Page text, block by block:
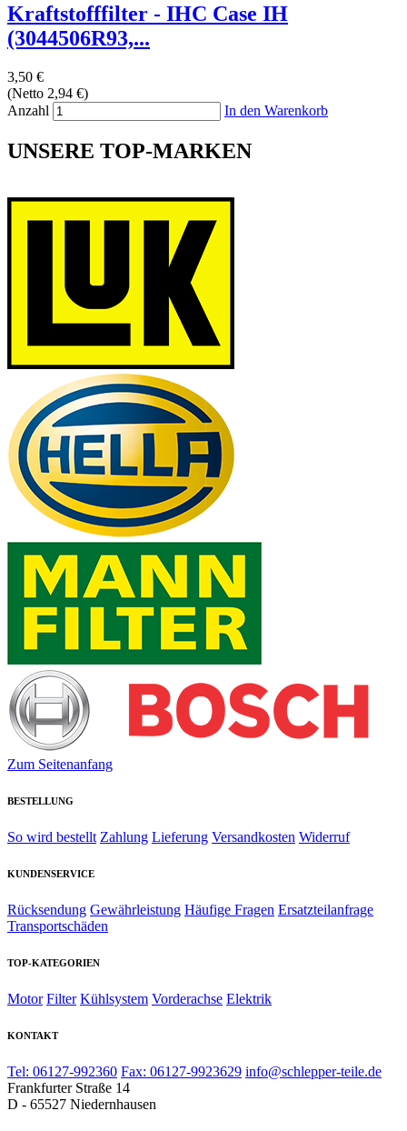
Kraftstofffilter - IHC Case IH
(3044506R93,...
3,50 €
(Netto 2,94 €)
Anzahl
In den Warenkorb
UNSERE TOP-MARKEN
Zum Seitenanfang
BESTELLUNG
So wird bestellt Zahlung Lieferung Versandkosten Widerruf
KUNDENSERVICE
Rücksendung Gewährleistung Häufige Fragen Ersatzteilanfrage
Transportschäden
TOP-KATEGORIEN
Motor Filter Kühlsystem Vorderachse Elektrik
KONTAKT
Tel: 06127-992360 Fax: 06127-9923629 info@schlepper-teile.de
Frankfurter Straße 14
D - 65527 Niedernhausen